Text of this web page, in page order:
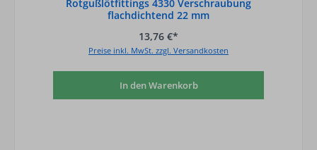
Rotgußlötfittings 4330 Verschraubung
flachdichtend 22 mm
13,76 €*
Preise inkl. MwSt. zzgl. Versandkosten
In den Warenkorb